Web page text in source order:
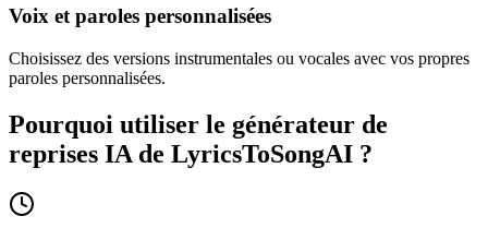
Voix et paroles personnalisées
Choisissez des versions instrumentales ou vocales avec vos propres
paroles personnalisées.
Pourquoi utiliser le générateur de
reprises IA de LyricsToSongAI ?